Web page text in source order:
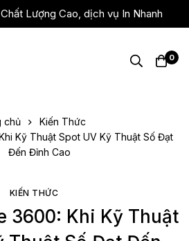
Lượng Cao, dịch vụ In Nhanh
0
chủ
Kiến Thức
Kỹ Thuật Spot UV Kỹ Thuật Số Đạt
Đến Đỉnh Cao
KIẾN THỨC
3600: Khi Kỹ Thuật